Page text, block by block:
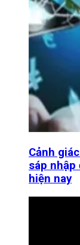
Cảnh
sáp
hiện nay